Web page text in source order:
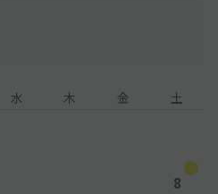
水 木 金 土
8